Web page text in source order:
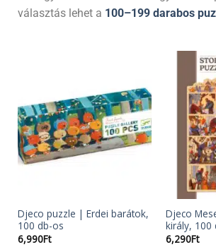
választás lehet a 100–199 darabos
Djeco puzzle | Erdei barátok,
100 db-os
6,990Ft
Djeco
király, 100
6,290Ft